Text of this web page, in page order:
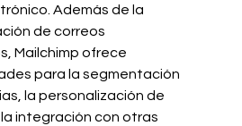
Además de la
de correos
Mailchimp ofrece
para la segmentación
la personalización de
integración con otras